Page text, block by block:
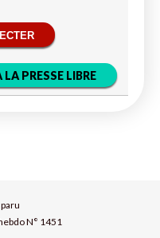
N° 1451
PRESSE LIBRE